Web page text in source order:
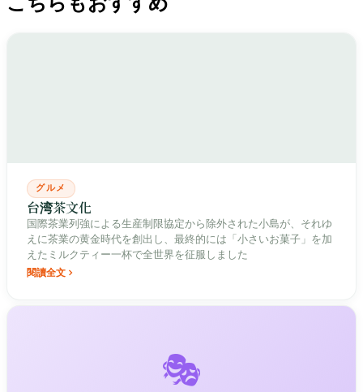
グルメ
台湾茶文化
国際茶業列強による生産制限協定から除外された小島が、それゆ
えに茶業の黄金時代を創出し、最終的には「小さいお菓子」を加
えたミルクティー一杯で全世界を征服しました
閱讀全文
🎭